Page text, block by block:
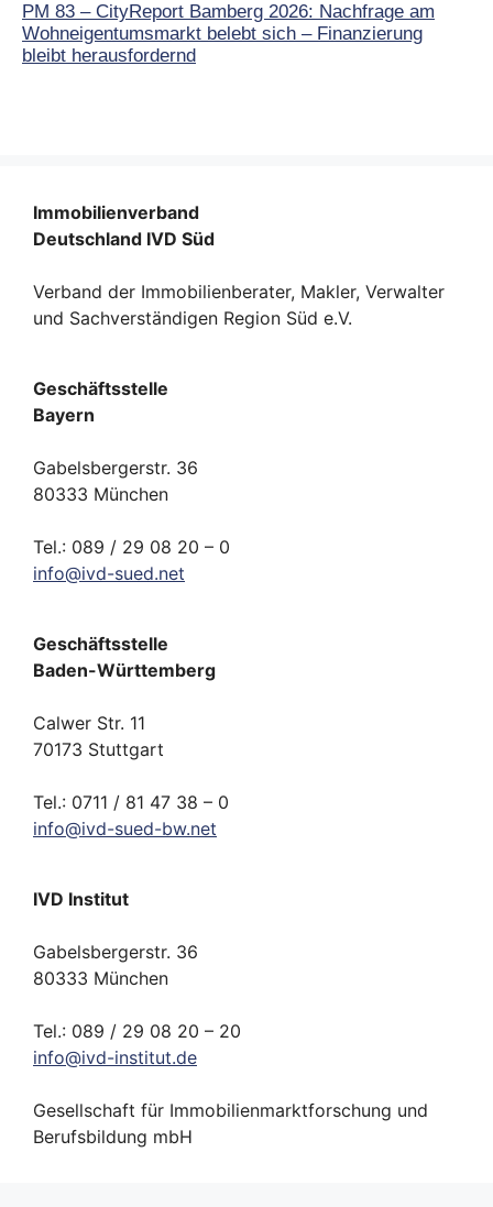
PM 83 – CityReport Bamberg 2026: Nachfrage am
Wohneigentumsmarkt belebt sich – Finanzierung
bleibt herausfordernd
Immobilienverband
Deutschland IVD Süd
Verband der Immobilienberater, Makler, Verwalter
und Sachverständigen Region Süd e.V.
Geschäftsstelle
Bayern
Gabelsbergerstr. 36
80333 München
Tel.: 089 / 29 08 20 – 0
info@ivd-sued.net
Geschäftsstelle
Baden-Württemberg
Calwer Str. 11
70173 Stuttgart
Tel.: 0711 / 81 47 38 – 0
info@ivd-sued-bw.net
IVD Institut
Gabelsbergerstr. 36
80333 München
Tel.: 089 / 29 08 20 – 20
info@ivd-institut.de
Gesellschaft für Immobilienmarktforschung und
Berufsbildung mbH